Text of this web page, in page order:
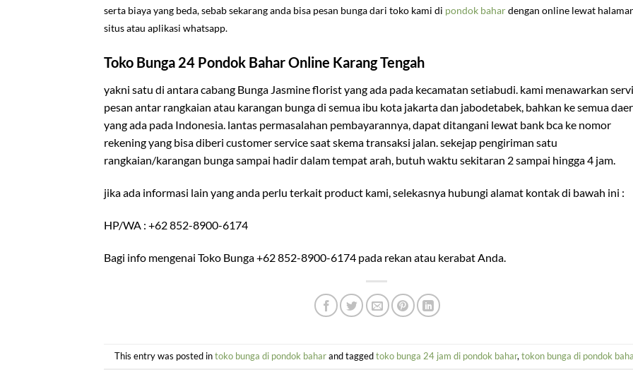
serta biaya yang beda, sebab sekarang anda bisa pesan bunga dari toko kami di pondok bahardengan online lewat
situs atau aplikasi whatsapp.
Toko Bunga 24 Pondok Bahar Online Karang Tengah
yakni satu di antara cabang Bunga Jasmine florist yang ada pada kecamatan setiabudi. kami menawarkan
pesan antar rangkaian atau karangan bunga di semua ibu kota jakarta dan jabodetabek, bahkan ke semua
yang ada pada Indonesia. lantas permasalahan pembayarannya, dapat ditangani lewat bank bca ke nomor
rekening yang bisa diberi customer service saat skema transaksi jalan. sekejap pengiriman satu
rangkaian/karangan bunga sampai hadir dalam tempat arah, butuh waktu sekitaran 2 sampai hingga 4 jam.
jika ada informasi lain yang anda perlu terkait product kami, selekasnya hubungi alamat kontak di bawah ini :
HP/WA : +62 852-8900-6174
Bagi info mengenai Toko Bunga +62 852-8900-6174 pada rekan atau kerabat Anda.
This entry was posted intoko bunga di pondok baharand taggedtoko bunga 24 jam di pondok bahar, tokon bunga di pondok